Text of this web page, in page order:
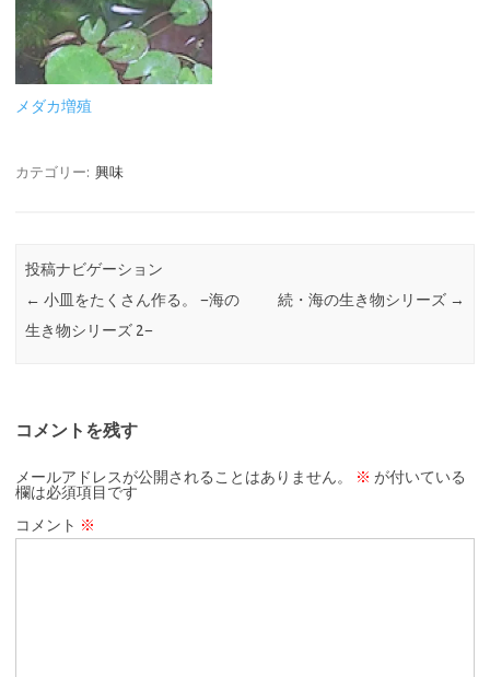
メダカ増殖
カテゴリー: 興味
投稿ナビゲーション
← 小皿をたくさん作る。 −海の
生き物シリーズ 2−
続・海の生き物シリーズ →
コメントを残す
メールアドレスが公開されることはありません。 ※ が付いている
欄は必須項目です
コメント ※